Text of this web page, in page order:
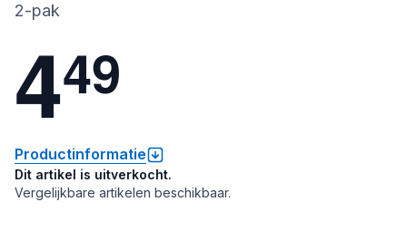
2-pak
449
Productinformatie
Dit artikel is uitverkocht.
Vergelijkbare artikelen beschikbaar.